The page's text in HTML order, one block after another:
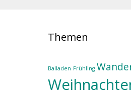
Themen
Balladen Frühling